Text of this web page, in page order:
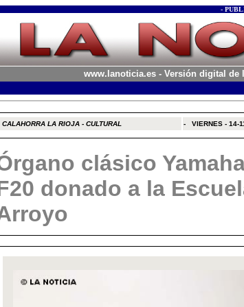
-
www.lanoticia.es - Versión digital de
CALAHORRA LA RIOJA - CULTURAL - VIERNES - 14-
clásico
donado a la